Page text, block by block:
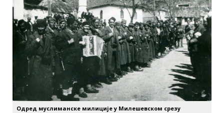
Одред муслиманске милиције у Милешевском срезу